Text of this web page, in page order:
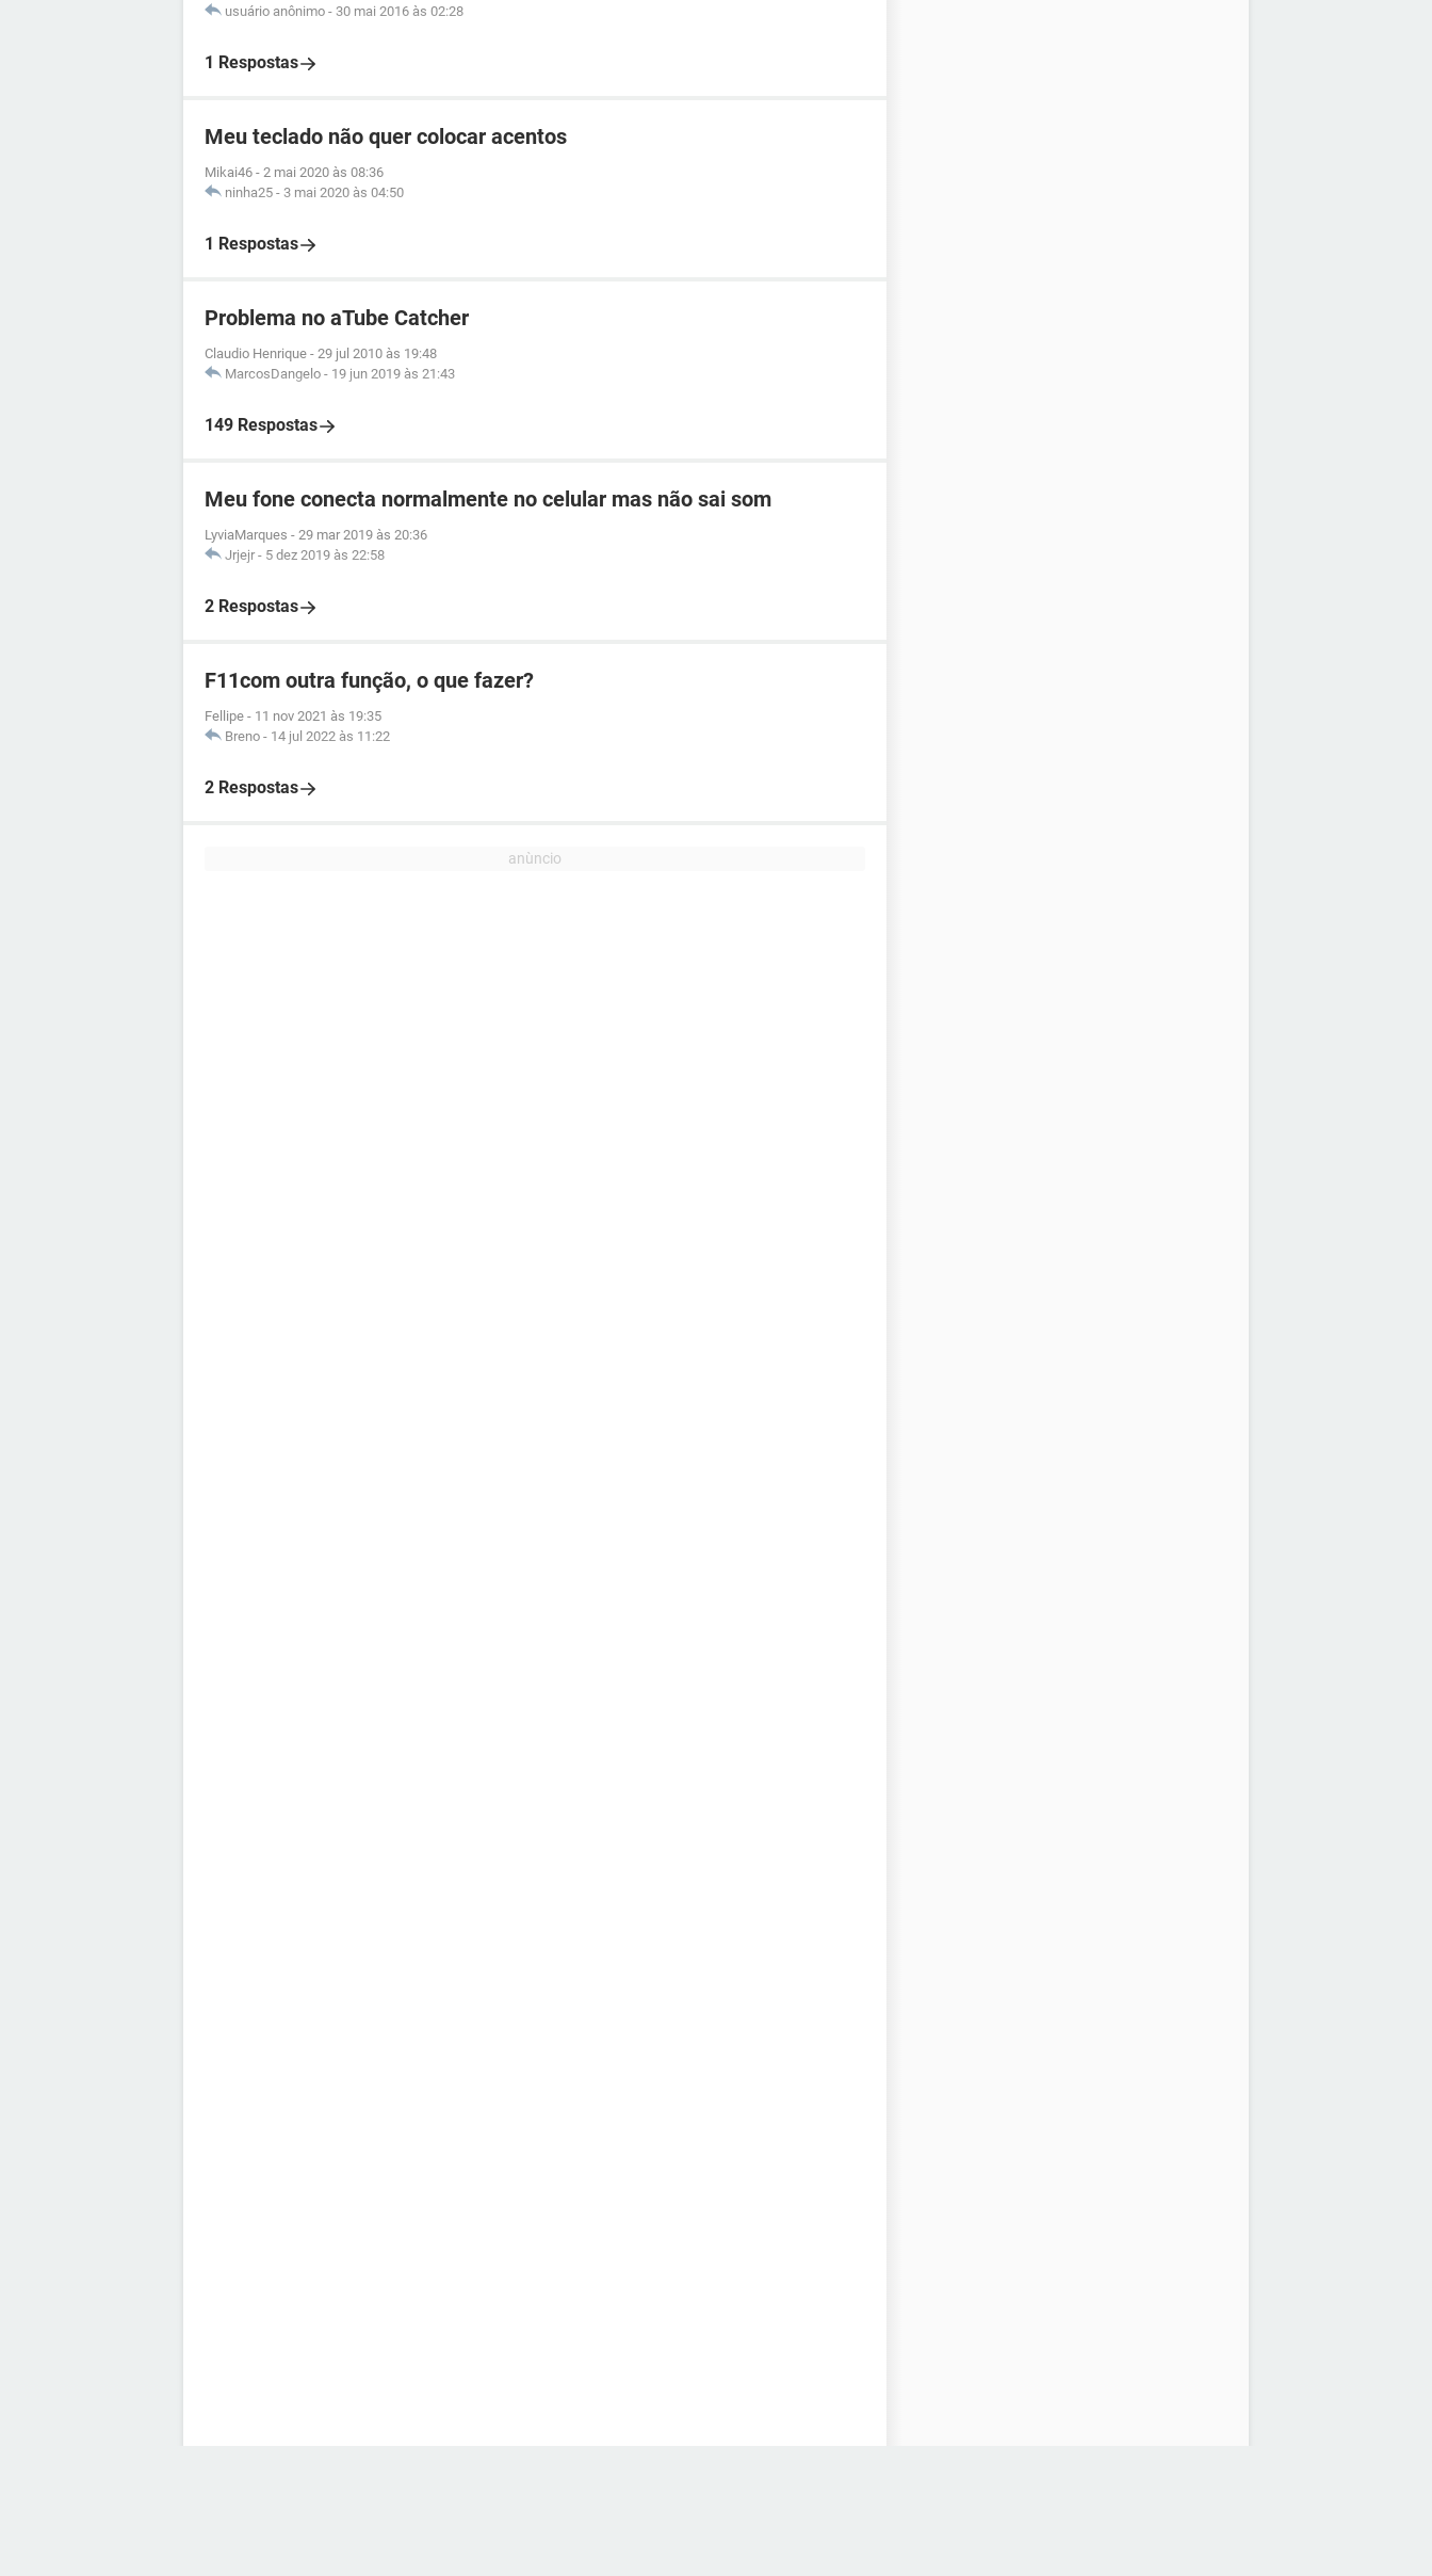
usuário anônimo - 30 mai 2016 às 02:28
1 Respostas
Meu teclado não quer colocar acentos
Mikai46 - 2 mai 2020 às 08:36
ninha25 - 3 mai 2020 às 04:50
1 Respostas
Problema no aTube Catcher
Claudio Henrique - 29 jul 2010 às 19:48
MarcosDangelo - 19 jun 2019 às 21:43
149 Respostas
Meu fone conecta normalmente no celular mas não sai som
LyviaMarques - 29 mar 2019 às 20:36
Jrjejr - 5 dez 2019 às 22:58
2 Respostas
F11com outra função, o que fazer?
Fellipe - 11 nov 2021 às 19:35
Breno - 14 jul 2022 às 11:22
2 Respostas